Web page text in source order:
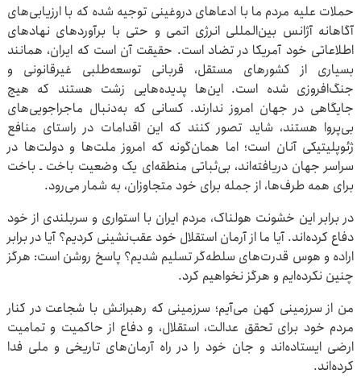
حملات علیه مردم ما با ادعاهای دروغینی توجیه شده که با ارزیابی‌های
آگاهانه آژانس بین‌المللی انرژی اتمی و حتی با برآوردهای نهادهای
اطلاعاتی خود آمریکا در تضاد است. حقیقت آن است که ایران، همانند
بسیاری از کشورهای مستقل، قربانی توسعه‌طلبی غیرقانونی و
جنگ‌افروزی شده است. این‌ها پدیده‌هایی زشت هستند که هیچ
جایگاهی در جهان امروز ندارند. کسانی که به‌دنبال ماجراجویی‌های
بی‌پروا هستند، شاید تصور کنند که این اقدامات در راستای منافع
ژئوپلیتیکی آنان است؛ اما همان‌گونه که امروز ملت‌ها و دولت‌ها در
سراسر جهان دریافته‌اند، بی‌ثباتی منطقه‌ای یک وضعیت باخت ـ باخت
برای همه طرف‌ها، از جمله برای خود متجاوزان، به شمار می‌رود.
در برابر این خشونت هولناک، مردم ایران با استواری و سربلندی از خود
دفاع کرده‌اند. آیا ما از آرمان استقلال خود عقب‌نشینی کردیم؟ آیا در برابر
اراده و هوس قدرت‌های سلطه‌گر تسلیم شدیم؟ پاسخ روشن است: هرگز
چنین نکرده‌ایم و هرگز نخواهیم کرد.
من از سرزمینی کهن می‌آیم؛ سرزمینی که رهبرانش با شجاعت در کنار
مردم خود برای تحقق عدالت، استقلال، و دفاع از حاکمیت و تمامیت
ارضی ایستاده‌اند و جان خود را در راه آرمان‌های تاریخی و ملی فدا
کرده‌اند.